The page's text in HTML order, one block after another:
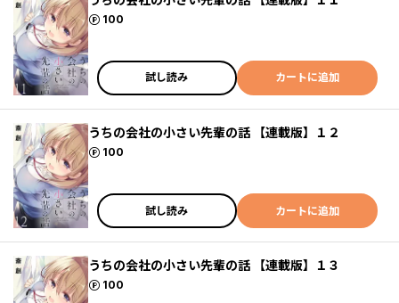
100
ポイント
試し読み カートに追加
うちの会社の小さい先輩の話 【連載版】１２
100
ポイント
試し読み カートに追加
うちの会社の小さい先輩の話 【連載版】１３
100
ポイント